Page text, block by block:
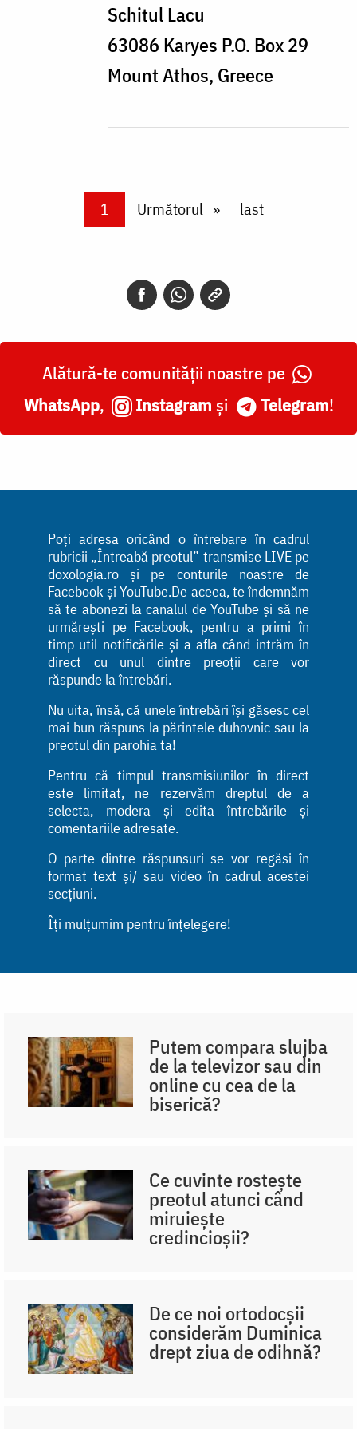
Schitul Lacu
63086 Karyes P.O. Box 29
Mount Athos, Greece
Current page
1 Next page
Următorul Last page
last
Alătură-te comunității noastre pe
WhatsApp, Instagram și Telegram!
Poți adresa oricând o întrebare în cadrul
rubricii „Întreabă preotul” transmise LIVE pe
doxologia.ro și pe conturile noastre de
Facebook și YouTube.De aceea, te îndemnăm
să te abonezi la canalul de YouTube și să ne
urmărești pe Facebook, pentru a primi în
timp util notificările și a afla când intrăm în
direct cu unul dintre preoții care vor
răspunde la întrebări.
Nu uita, însă, că unele întrebări își găsesc cel
mai bun răspuns la părintele duhovnic sau la
preotul din parohia ta!
Pentru că timpul transmisiunilor în direct
este limitat, ne rezervăm dreptul de a
selecta, modera și edita întrebările și
comentariile adresate.
O parte dintre răspunsuri se vor regăsi în
format text și/ sau video în cadrul acestei
secțiuni.
Îți mulțumim pentru înțelegere!
Putem compara slujba
de la televizor sau din
online cu cea de la
biserică?
Ce cuvinte rostește
preotul atunci când
miruiește
credincioșii?
De ce noi ortodocşii
considerăm Duminica
drept ziua de odihnă?